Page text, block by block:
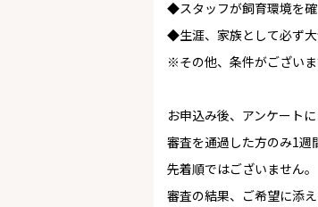
◆スタッフが飼育環境を
◆生涯、家族として必ず
※その他、条件がございま
お申込み後、アンケート
審査を通過した方のみ1週
先着順ではございません。
審査の結果、ご希望に添